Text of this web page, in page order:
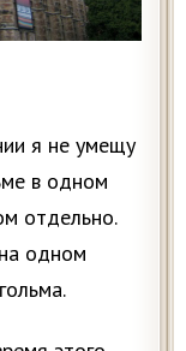
я не умещу
в одном
отдельно.
одном